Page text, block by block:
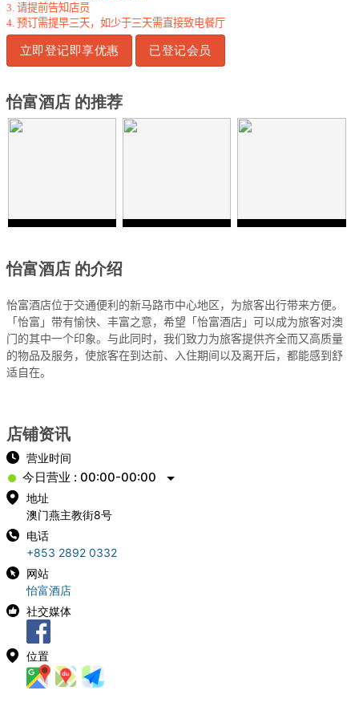
3. 请提前告知店员
4. 预订需提早三天，如少于三天需直接致电餐厅
立即登记即享优惠 已登记会员
怡富酒店 的推荐
怡富酒店 的介绍
怡富酒店位于交通便利的新马路市中心地区，为旅客出行带来方便。
「怡富」带有愉快、丰富之意，希望「怡富酒店」可以成为旅客对澳
门的其中一个印象。与此同时，我们致力为旅客提供齐全而又高质量
的物品及服务，使旅客在到达前、入住期间以及离开后，都能感到舒
适自在。
店铺资讯
营业时间
今日营业 : 00:00-00:00
地址
澳门燕主教街8号
电话
+853 2892 0332
网站
怡富酒店
社交媒体
位置